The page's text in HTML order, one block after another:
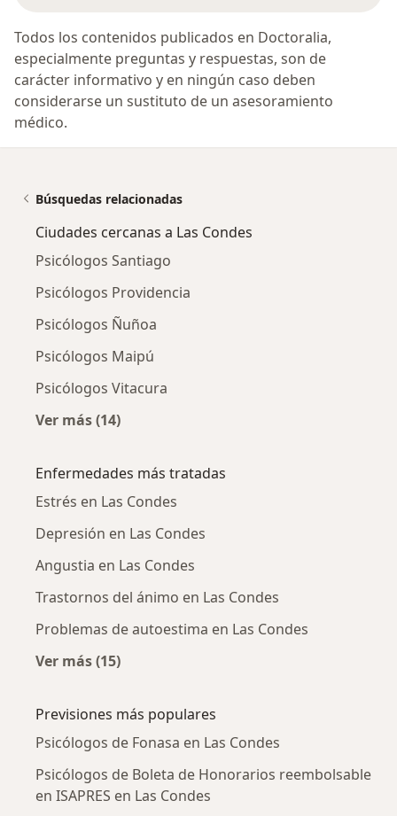
Todos los contenidos publicados en Doctoralia,
especialmente preguntas y respuestas, son de
carácter informativo y en ningún caso deben
considerarse un sustituto de un asesoramiento
médico.
Búsquedas relacionadas
Ciudades cercanas a Las Condes
Psicólogos Santiago
Psicólogos Providencia
Psicólogos Ñuñoa
Psicólogos Maipú
Psicólogos Vitacura
Ver más (14)
Enfermedades más tratadas
Estrés en Las Condes
Depresión en Las Condes
Angustia en Las Condes
Trastornos del ánimo en Las Condes
Problemas de autoestima en Las Condes
Ver más (15)
Previsiones más populares
Psicólogos de Fonasa en Las Condes
Psicólogos de Boleta de Honorarios reembolsable
en ISAPRES en Las Condes